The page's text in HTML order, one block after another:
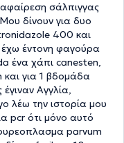
σάλπιγγας
δίνουν για δυο
400 και
έντονη φαγούρα
ένα χάπι canesten,
για 1 βδομάδα
Αγγλία,
λέω την ιστορία μου
pcr ότι μόνο αυτό
ουρεοπλασμα parvum